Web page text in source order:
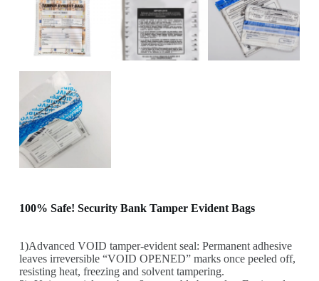
100% Safe! Security Bank Tamper Evident Bags
1)Advanced VOID tamper-evident seal: Permanent adhesive
leaves irreversible “VOID OPENED” marks once peeled off,
resisting heat, freezing and solvent tampering.